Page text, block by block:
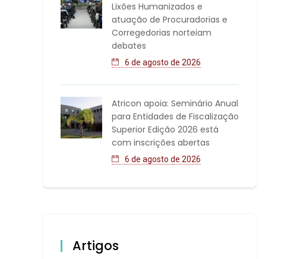
Lixões Humanizados e
atuação de Procuradorias e
Corregedorias norteiam
debates
6 de agosto de 2026
Atricon apoia: Seminário Anual
para Entidades de Fiscalização
Superior Edição 2026 está
com inscrições abertas
6 de agosto de 2026
Artigos